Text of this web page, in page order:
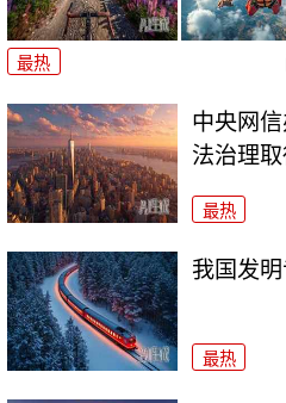
最热
中央网
法治理
最热
我国发
最热